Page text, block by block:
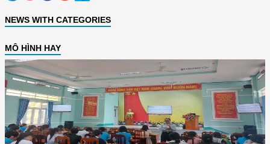
NEWS WITH CATEGORIES
MÔ HÌNH HAY